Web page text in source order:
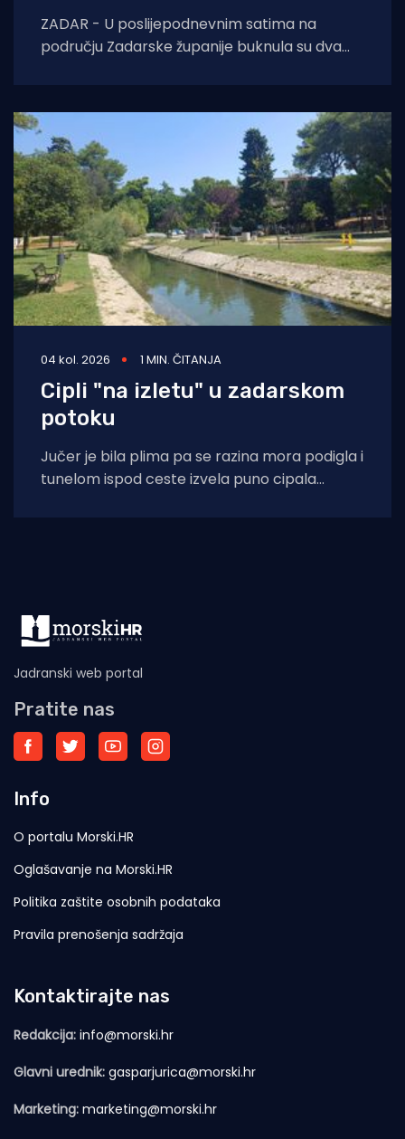
ZADAR - U poslijepodnevnim satima na
području Zadarske županije buknula su dva
04 kol. 2026 1 MIN. ČITANJA
Cipli "na izletu" u zadarskom
potoku
Jučer je bila plima pa se razina mora podigla i
tunelom ispod ceste izvela puno cipala
Jadranski web portal
Pratite nas
Info
O portalu Morski.HR
Oglašavanje na Morski.HR
Politika zaštite osobnih podataka
Pravila prenošenja sadržaja
Kontaktirajte nas
Redakcija: info@morski.hr
Glavni urednik: gasparjurica@morski.hr
Marketing: marketing@morski.hr